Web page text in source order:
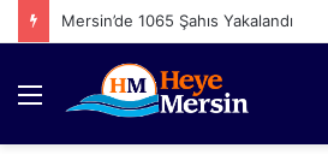
Mersin’de 1065 Şahıs Yakalandı
Menü